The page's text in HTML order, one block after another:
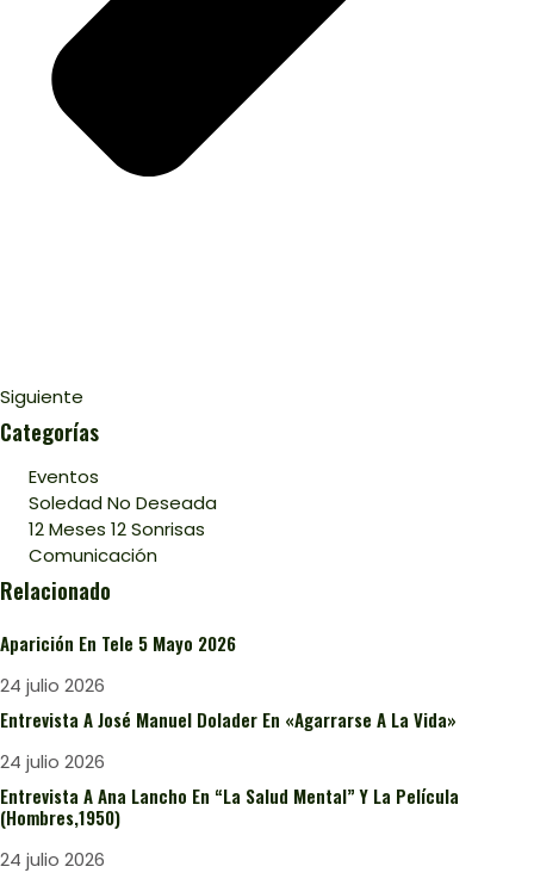
Siguiente
Categorías
Eventos
Soledad No Deseada
12 Meses 12 Sonrisas
Comunicación
Relacionado
Aparición En Tele 5 Mayo 2026
24 julio 2026
Entrevista A José Manuel Dolader En «Agarrarse A La Vida»
24 julio 2026
Entrevista A Ana Lancho En “La Salud Mental” Y La Película
(Hombres,1950)
24 julio 2026